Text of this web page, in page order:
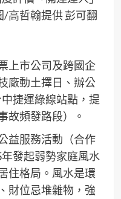
高哲翰提供 彭可翻
上市公司及跨國企
廠動土擇日、辦公
捷運綠線站點，提
故頻發路段）。
益服務活動（合作
發起弱勢家庭風水
住格局。風水是環
財位忌堆雜物，強